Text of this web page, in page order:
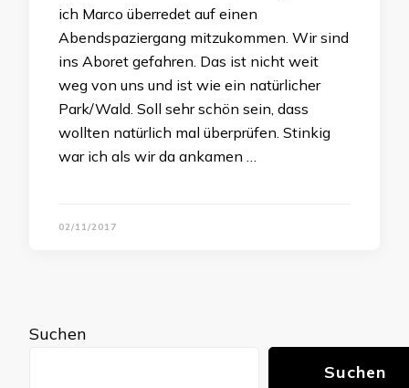
ich Marco überredet auf einen
Abendspaziergang mitzukommen. Wir sind
ins Aboret gefahren. Das ist nicht weit
weg von uns und ist wie ein natürlicher
Park/Wald. Soll sehr schön sein, dass
wollten natürlich mal überprüfen. Stinkig
war ich als wir da ankamen …
02/11/2017
Suchen
Suchen